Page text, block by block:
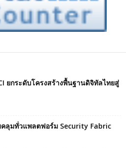
ยกระดับโครงสร้างพื้นฐานดิจิทัลไทยสู่
ลุมทั่วแพลตฟอร์ม Security Fabric